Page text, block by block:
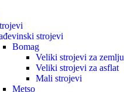
strojevi
Bomag
Veliki strojevi za zemlju
Veliki strojevi za asflat
Mali strojevi
Metso